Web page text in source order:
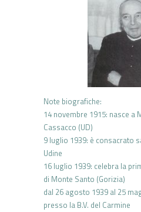
Note biografiche:
14 novembre 1915: nasce a
Cassacco (UD)
9 luglio 1939: è consacrato
Udine
16 luglio 1939: celebra la
di Monte Santo (Gorizia)
dal 26 agosto 1939 al 25
presso la B.V. del Carmine